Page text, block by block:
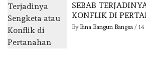
SEBAB
KONFLIK DI
By Bina Bangun Bangsa/ 14